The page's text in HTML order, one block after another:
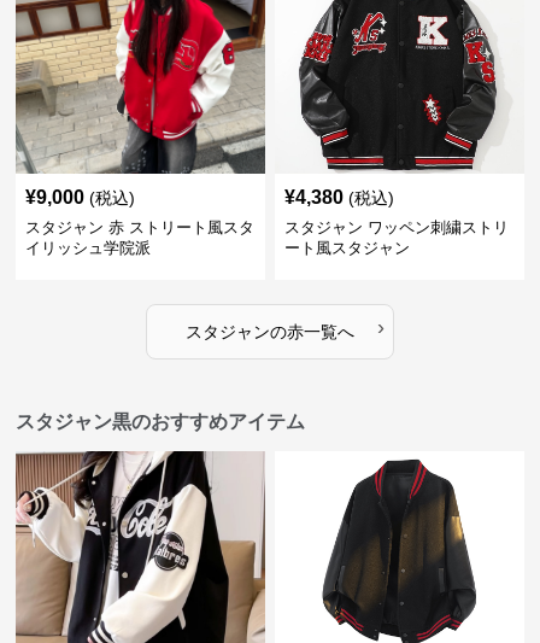
¥9,000 (税込)
スタジャン 赤 ストリート風スタ
イリッシュ学院派
¥4,380 (税込)
スタジャン ワッペン刺繍ストリ
ート風スタジャン
スタジャンの赤一覧へ ›
スタジャン黒のおすすめアイテム